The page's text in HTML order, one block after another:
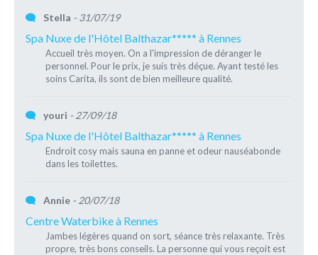
Stella - 31/07/19
Spa Nuxe de l'Hôtel Balthazar***** à Rennes
Accueil très moyen. On a l'impression de déranger le
personnel. Pour le prix, je suis très déçue. Ayant testé les
soins Carita, ils sont de bien meilleure qualité.
youri - 27/09/18
Spa Nuxe de l'Hôtel Balthazar***** à Rennes
Endroit cosy mais sauna en panne et odeur nauséabonde
dans les toilettes.
Annie - 20/07/18
Centre Waterbike à Rennes
Jambes légères quand on sort, séance très relaxante. Très
propre, très bons conseils. La personne qui vous reçoit est